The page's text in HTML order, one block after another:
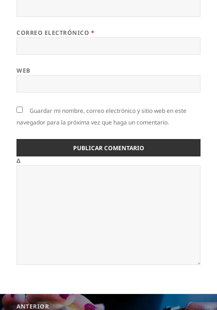
CORREO ELECTRÓNICO *
WEB
Guardar mi nombre, correo electrónico y sitio web en este
navegador para la próxima vez que haga un comentario.
Δ
Navegación
ANTERIOR